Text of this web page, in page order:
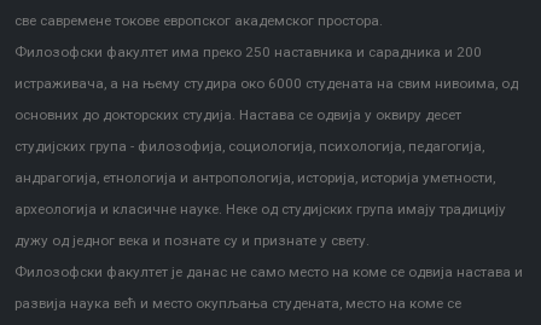
све савремене токове европског академског простора.
Филозофски факултет има преко 250 наставника и сарадника и 200
истраживача, а на њему студира око 6000 студената на свим нивоима, од
основних до докторских студија. Настава се одвија у оквиру десет
студијских група - филозофија, социологија, психологија, педагогија,
андрагогија, етнологија и антропологија, историја, историја уметности,
археологија и класичне науке. Неке од студијских група имају традицију
дужу од једног века и познате су и признате у свету.
Филозофски факултет је данас не само место на коме се одвија настава и
развија наука већ и место окупљања студената, место на коме се